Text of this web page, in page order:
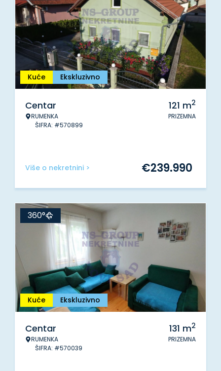
Kuće Ekskluzivno
Centar
RUMENKA
ŠIFRA: #570899
121 m2
PRIZEMNA
Više o nekretnini > €239.990
Kuće Ekskluzivno
360°
Centar
RUMENKA
ŠIFRA: #570039
131 m2
PRIZEMNA